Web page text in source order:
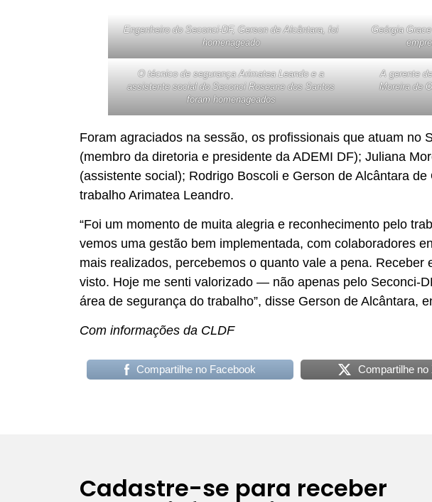
Engenheiro do Seconci-DF, Gerson de Alcântara, foi
homenageado
Geórgia
O técnico de segurança Arimatea Leando e a
assistente social do Seconci Roseane dos Santos
foram homenageados
A gerente
Moreira de
Foram agraciados na sessão, os profissionais que atuam no
(membro da diretoria e presidente da ADEMI DF); Juliana
(assistente social); Rodrigo Boscoli e Gerson de Alcântara
trabalho Arimatea Leandro.
“Foi um momento de muita alegria e reconhecimento pelo
vemos uma gestão bem implementada, com colaboradores
mais realizados, percebemos o quanto vale a pena.
visto. Hoje me senti valorizado — não apenas pelo Seconci-
área de segurança do trabalho”, disse Gerson de Alcântara,
Com informações da CLDF
Compartilhe no Facebook Compartilhe no
Cadastre-se para receber